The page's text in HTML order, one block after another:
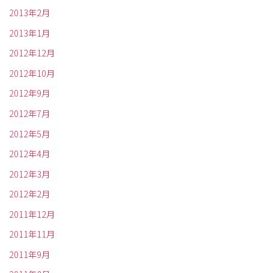
2013年2月
2013年1月
2012年12月
2012年10月
2012年9月
2012年7月
2012年5月
2012年4月
2012年3月
2012年2月
2011年12月
2011年11月
2011年9月